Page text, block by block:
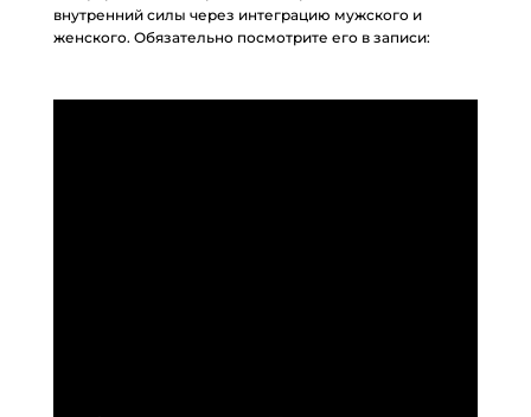
внутренний силы через интеграцию мужского и
женского. Обязательно посмотрите его в записи: